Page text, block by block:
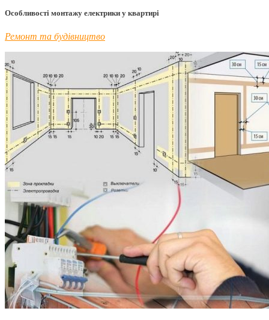
Особливості монтажу електрики у квартирі
Ремонт та будівництво